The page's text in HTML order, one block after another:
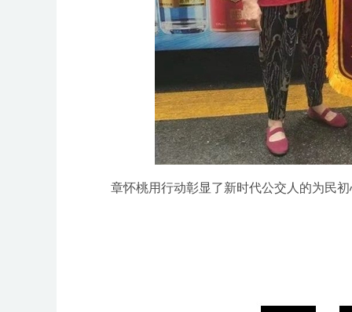
章怀桃用行动彰显了新时代公交人的为民初